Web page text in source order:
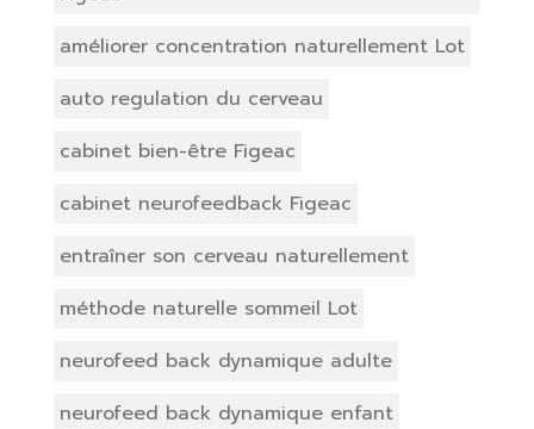
améliorer concentration naturellement Lot
auto regulation du cerveau
cabinet bien-être Figeac
cabinet neurofeedback Figeac
entraîner son cerveau naturellement
méthode naturelle sommeil Lot
neurofeed back dynamique adulte
neurofeed back dynamique enfant